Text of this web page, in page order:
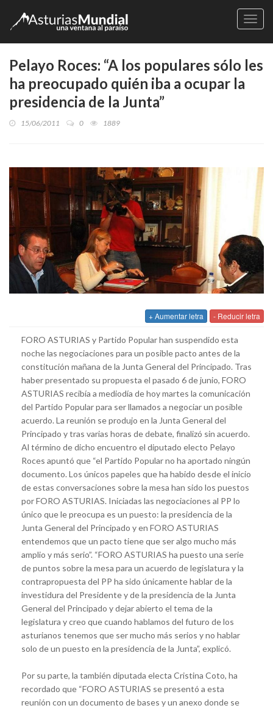
Pelayo Roces: “A los populares sólo les
ha preocupado quién iba a ocupar la
presidencia de la Junta”
15/06/2011 0 1889
+ Aumentar letra - Reducir letra
FORO ASTURIAS y Partido Popular han suspendido esta
noche las negociaciones para un posible pacto antes de la
constitución mañana de la Junta General del Principado. Tras
haber presentado su propuesta el pasado 6 de junio, FORO
ASTURIAS recibía a mediodía de hoy martes la comunicación
del Partido Popular para ser llamados a negociar un posible
acuerdo. La reunión se produjo en la Junta General del
Principado y tras varias horas de debate, finalizó sin acuerdo.
Al término de dicho encuentro el diputado electo Pelayo
Roces apuntó que “el Partido Popular no ha aportado ningún
documento. Los únicos papeles que ha habido desde el inicio
de estas conversaciones sobre la mesa han sido los puestos
por FORO ASTURIAS. Iniciadas las negociaciones al PP lo
único que le preocupa es un puesto: la presidencia de la
Junta General del Principado y en FORO ASTURIAS
entendemos que un pacto tiene que ser algo mucho más
amplio y más serio”. “FORO ASTURIAS ha puesto una serie
de puntos sobre la mesa para un acuerdo de legislatura y la
contrapropuesta del PP ha sido únicamente hablar de la
investidura del Presidente y de la presidencia de la Junta
General del Principado y dejar abierto el tema de la
legislatura y creo que cuando hablamos del futuro de los
asturianos tenemos que ser mucho más serios y no hablar
solo de un puesto en la presidencia de la Junta”, explicó.
Por su parte, la también diputada electa Cristina Coto, ha
recordado que “FORO ASTURIAS se presentó a esta
reunión con un documento de bases y un anexo donde se